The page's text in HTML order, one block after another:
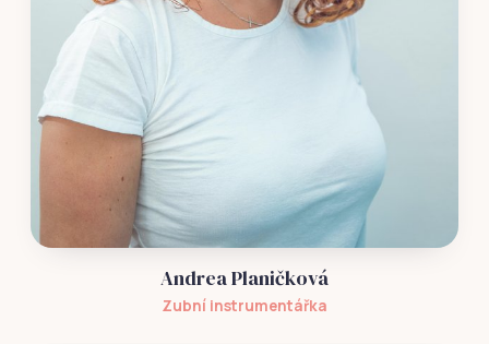
Andrea Planičková
Zubní instrumentářka